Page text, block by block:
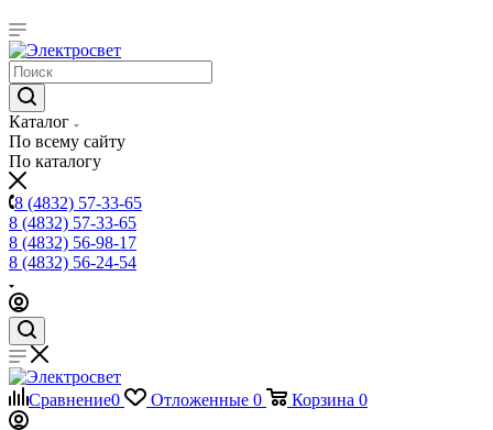
Каталог
По всему сайту
По каталогу
8 (4832) 57-33-65
8 (4832) 57-33-65
8 (4832) 56-98-17
8 (4832) 56-24-54
Сравнение0 Отложенные 0 Корзина 0